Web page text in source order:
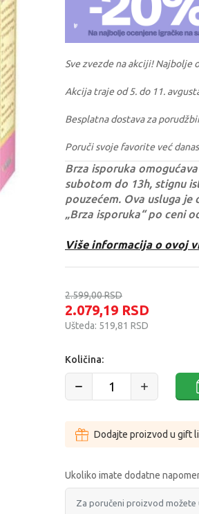
Sve zvezde na akciji! Najbolje
Akcija traje od 5. do 11.
Besplatna dostava za
Poruči svoje favorite već
Brza isporuka
subotom do 13h, stignu
pouzećem. Ova usluga
„Brza isporuka“ po ceni
Više informacija o ovoj
2.599,00RSD
2.079,19 RSD
Ušteda: 519,81 RSD
Količina:
Dodajte proizvod u gift
Ukoliko imate dodatne